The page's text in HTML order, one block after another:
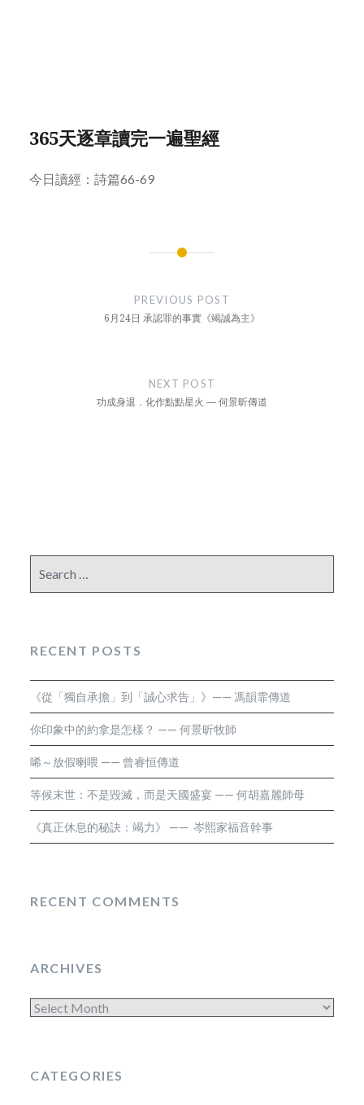
365天逐章讀完一遍聖經
今日讀經：詩篇66-69
PREVIOUS POST
6月24日 承認罪的事實《竭誠為主》
NEXT POST
功成身退．化作點點星火 — 何景昕傳道
for:
RECENT POSTS
《從「獨自承擔」到「誠心求告」》—— 馮韻霏傳道
你印象中的約拿是怎樣？ —— 何景昕牧師
唏～放假喇喂 —— 曾睿恒傳道
等候末世：不是毀滅，而是天國盛宴 —— 何胡嘉麗師母
《真正休息的秘訣：竭力》 —— 岑熙家福音幹事
RECENT COMMENTS
ARCHIVES
Archives
CATEGORIES